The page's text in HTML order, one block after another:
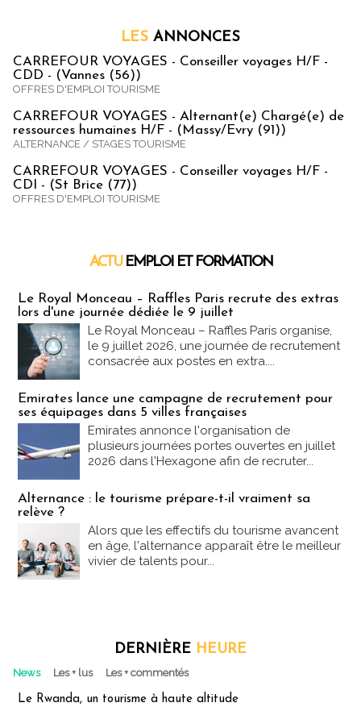
LES ANNONCES
CARREFOUR VOYAGES - Conseiller voyages H/F -
CDD - (Vannes (56))
OFFRES D'EMPLOI TOURISME
CARREFOUR VOYAGES - Alternant(e) Chargé(e) de
ressources humaines H/F - (Massy/Evry (91))
ALTERNANCE / STAGES TOURISME
CARREFOUR VOYAGES - Conseiller voyages H/F -
CDI - (St Brice (77))
OFFRES D'EMPLOI TOURISME
ACTU EMPLOI ET FORMATION
Le Royal Monceau – Raffles Paris recrute des extras
lors d'une journée dédiée le 9 juillet
Le Royal Monceau – Raffles Paris organise,
le 9 juillet 2026, une journée de recrutement
consacrée aux postes en extra....
Emirates lance une campagne de recrutement pour
ses équipages dans 5 villes françaises
Emirates annonce l'organisation de
plusieurs journées portes ouvertes en juillet
2026 dans l'Hexagone afin de recruter...
Alternance : le tourisme prépare-t-il vraiment sa
relève ?
Alors que les effectifs du tourisme avancent
en âge, l'alternance apparaît être le meilleur
vivier de talents pour...
DERNIÈRE HEURE
News Les + lus Les + commentés
Le Rwanda, un tourisme à haute altitude